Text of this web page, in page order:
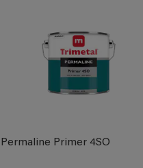
Permaline Primer 4SO